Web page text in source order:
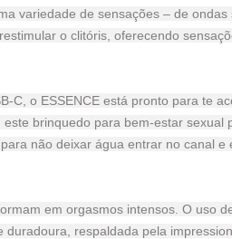
variedade de sensações – de
o clitóris, oferecendo
C, o ESSENCE está pronto para te
brinquedo para bem-estar
não deixar água entrar no canal
em orgasmos intensos. O uso
respaldada pela